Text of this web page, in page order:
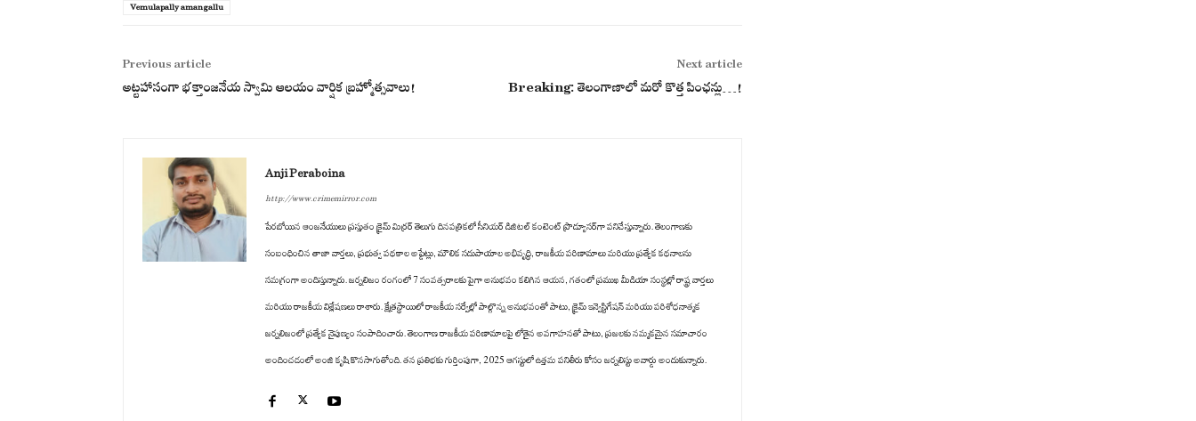
Vemulapally amangallu
Previous article
అట్టహాసంగా భక్తాంజనేయ స్వామి ఆలయం వార్షిక బ్రహ్మోత్సవాలు!
Next article
Breaking: తెలంగాణాలో మరో కొత్త పింఛన్లు…!
Anji Peraboina
http://www.crimemirror.com
పేరబోయిన ఆంజనేయులు ప్రస్తుతం క్రైమ్ మిర్రర్ తెలుగు దినపత్రికలో సీనియర్ డిజిటల్ కంటెంట్ ప్రొడ్యూసర్‌గా పనిచేస్తున్నారు. తెలంగాణకు
సంబంధించిన తాజా వార్తలు, ప్రభుత్వ పథకాల అప్డేట్లు, మౌలిక సదుపాయాల అభివృద్ధి, రాజకీయ పరిణామాలు మరియు ప్రత్యేక కథనాలను
సమగ్రంగా అందిస్తున్నారు. జర్నలిజం రంగంలో 7 సంవత్సరాలకు పైగా అనుభవం కలిగిన ఆయన, గతంలో ప్రముఖ మీడియా సంస్థల్లో రాష్ట్ర వార్తలు
మరియు రాజకీయ విశ్లేషణలు రాశారు. క్షేత్రస్థాయిలో రాజకీయ సర్వేల్లో పాల్గొన్న అనుభవంతో పాటు, క్రైమ్ ఇన్వెస్టిగేషన్ మరియు పరిశోధనాత్మక
జర్నలిజంలో ప్రత్యేక నైపుణ్యం సంపాదించారు. తెలంగాణ రాజకీయ పరిణామాలపై లోతైన అవగాహనతో పాటు, ప్రజలకు నమ్మకమైన సమాచారం
అందించడంలో అంజి కృషి కొనసాగుతోంది. తన ప్రతిభకు గుర్తింపుగా, 2025 ఆగస్టులో ఉత్తమ పనితీరు కోసం జర్నలిస్టు అవార్డు అందుకున్నారు.